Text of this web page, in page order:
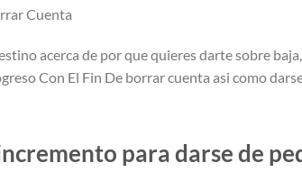
Cuenta
acerca de por que quieres darte sobre
Con El Fin De borrar cuenta asi­ como
para darse de